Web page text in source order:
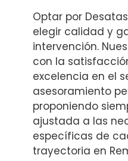
Optar por
elegir calidad y
intervención.
con la
excelencia en el
asesoramiento
proponiendo
ajustada a las
específicas de
trayectoria en